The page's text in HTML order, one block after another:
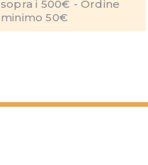
sopra i 500€ - Ordine
minimo 50€